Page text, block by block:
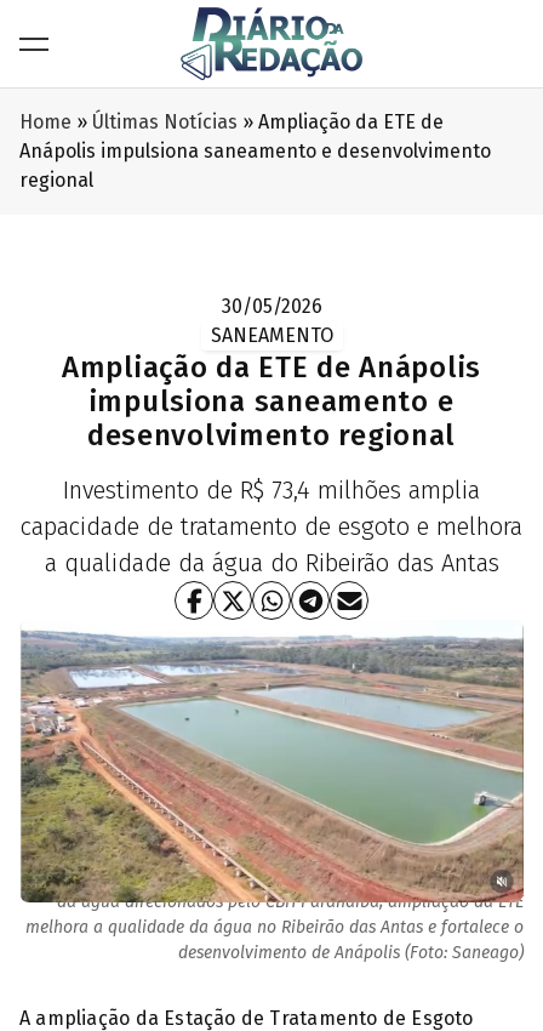
Home » Últimas Notícias » Ampliação da ETE de
Anápolis impulsiona saneamento e desenvolvimento
regional
30/05/2026
SANEAMENTO
Ampliação da ETE de Anápolis
impulsiona saneamento e
desenvolvimento regional
Investimento de R$ 73,4 milhões amplia
capacidade de tratamento de esgoto e melhora
a qualidade da água do Ribeirão das Antas
Com investimentos da Saneago e recursos da cobrança pelo uso
da água direcionados pelo CBH Paranaíba, ampliação da ETE
melhora a qualidade da água no Ribeirão das Antas e fortalece o
desenvolvimento de Anápolis (Foto: Saneago)
A ampliação da Estação de Tratamento de Esgoto